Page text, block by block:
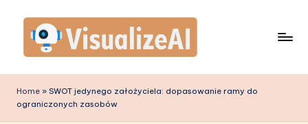
content
is
u
Home » SWOT jedynego założyciela: dopasowanie ramy do
ograniczonych zasobów